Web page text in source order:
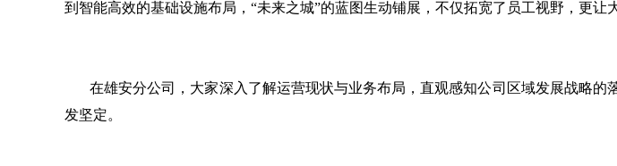
到智能高效的基础设施布局，“未来之城”的蓝图生动铺展，不仅拓宽了员工视野，更让
在雄安分公司，大家深入了解运营现状与业务布局，直观感知公司区域发展战略
发坚定。